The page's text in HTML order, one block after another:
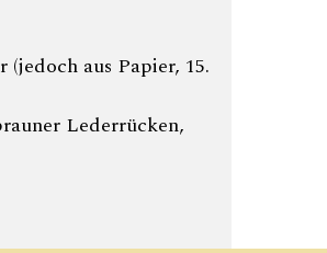
aus Papier, 15.
Lederrücken,